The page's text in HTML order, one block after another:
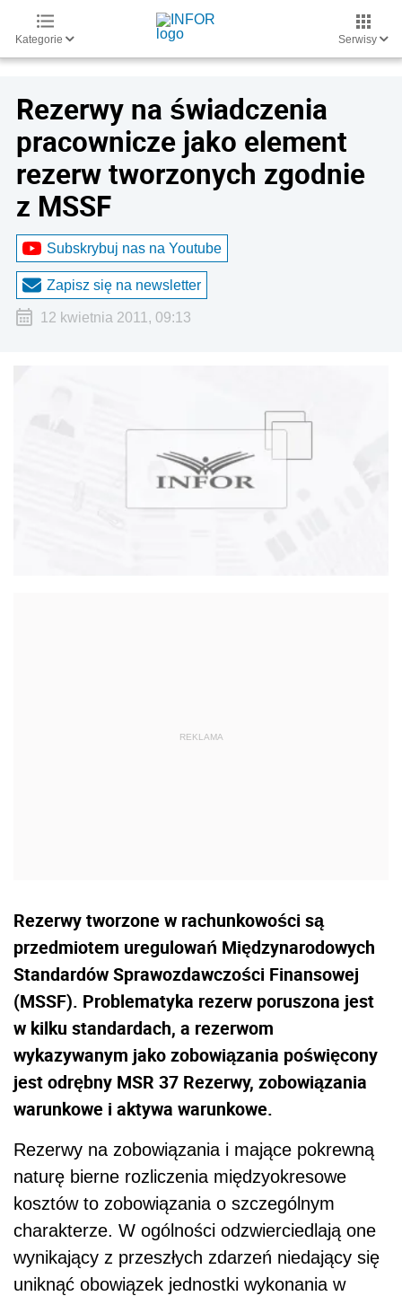
Kategorie Serwisy
Rezerwy na świadczenia
pracownicze jako element
rezerw tworzonych zgodnie
z MSSF
Subskrybuj nas na Youtube
Zapisz się na newsletter
12 kwietnia 2011, 09:13
Rezerwy tworzone w rachunkowości są
przedmiotem uregulowań Międzynarodowych
Standardów Sprawozdawczości Finansowej
(MSSF). Problematyka rezerw poruszona jest
w kilku standardach, a rezerwom
wykazywanym jako zobowiązania poświęcony
jest odrębny MSR 37 Rezerwy, zobowiązania
warunkowe i aktywa warunkowe.
Rezerwy na zobowiązania i mające pokrewną
naturę bierne rozliczenia międzyokresowe
kosztów to zobowiązania o szczególnym
charakterze. W ogólności odzwierciedlają one
wynikający z przeszłych zdarzeń niedający się
uniknąć obowiązek jednostki wykonania w